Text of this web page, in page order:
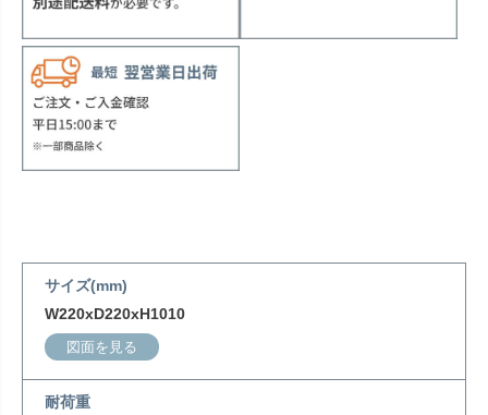
サイズ(mm)
W220xD220xH1010
図面を見る
耐荷重